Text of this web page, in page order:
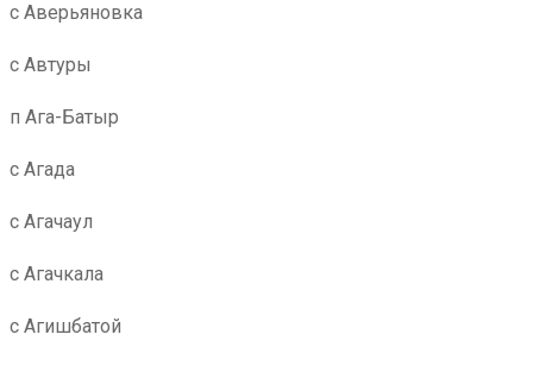
с Аверьяновка
с Автуры
п Ага-Батыр
с Агада
с Агачаул
с Агачкала
с Агишбатой